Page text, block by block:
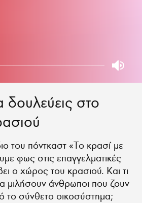
δουλεύεις στο
του πόντκαστ «Το κρασί με
φως στις επαγγελματικές
ο χώρος του κρασιού. Και τι
μιλήσουν άνθρωποι που ζουν
το σύνθετο οικοσύστημα;